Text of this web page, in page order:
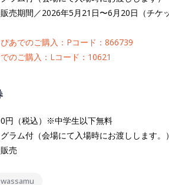
売期間／2026年5月21日〜6月20日（チケ
あでのご購入：Pコード：866739
のご購入：Lコード：10621
円（税込）※中学生以下無料
ラム付（会場にて入場時にお渡しします。）
売
wassamu